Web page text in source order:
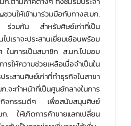
วนให้เข้ามาร่วมมือกับทางส.มก.
ร่วมกัน สำหรับศิษย์เก่าที่เป็น
เราจะประสานเยี่ยมเยือนพร้อม
ในการเป็นสมาชิก ส.มก.ไปมอบ
รให้ความช่วยเหลือเมื่อจำเป็นใน
านศิษย์เก่าที่ทำธุรกิจในสาขา
ะทำหน้าที่เป็นศูนย์กลางในการ
กิจกรรมดีๆ เพื่อสนับสนุนศิษย์
ก. ให้เกิดการค้าขายแลกเปลี่ยน